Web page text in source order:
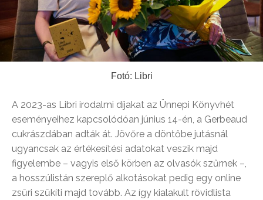
Fotó: Libri
A 2023-as Libri irodalmi díjakat az Ünnepi Könyvhét
eseményeihez kapcsolódóan június 14-én, a Gerbeaud
cukrászdában adták át. Jövőre a döntőbe jutásnál
ugyancsak az értékesítési adatokat veszik majd
figyelembe – vagyis első körben az olvasók szűrnek –,
a hosszúlistán szereplő alkotásokat pedig egy online
zsűri szűkíti majd tovább. Az így kialakult rövidlista